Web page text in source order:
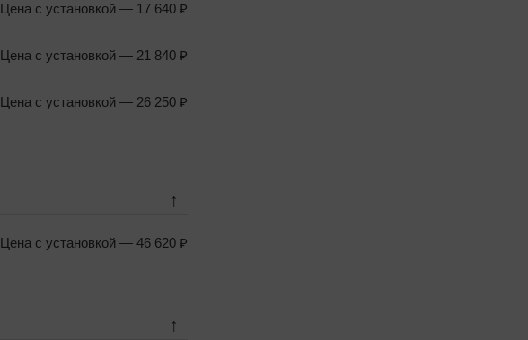
Цена с установкой — 17 640 ₽
Цена с установкой — 21 840 ₽
Цена с установкой — 26 250 ₽
↑
Цена с установкой — 46 620 ₽
↑